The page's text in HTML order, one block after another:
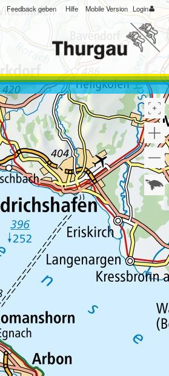
Feedback geben Hilfe Mobile Version Login